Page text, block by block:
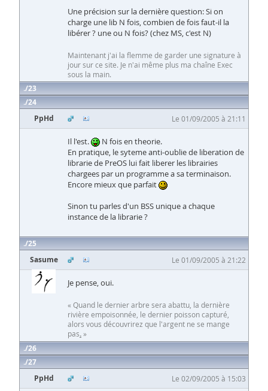
Une précision sur la dernière question: Si on
charge une lib N fois, combien de fois faut-il la
libérer ? une ou N fois? (chez MS, c'est N)
Maintenant j'ai la flemme de garder une signature à
jour sur ce site. Je n'ai même plus ma chaîne Exec
sous la main.
23
24
PpHd
Le 01/09/2005 à 21:11
Il l'est.
N fois en theorie.
En pratique, le syteme anti-oublie de liberation de
librarie de PreOS lui fait liberer les librairies
chargees par un programme a sa terminaison.
Encore mieux que parfait
Sinon tu parles d'un BSS unique a chaque
instance de la librarie ?
25
Sasume
Le 01/09/2005 à 21:22
Je pense, oui.
« Quand le dernier arbre sera abattu, la dernière
rivière empoisonnée, le dernier poisson capturé,
alors vous découvrirez que l'argent ne se mange
pas.»
26
27
PpHd
Le 02/09/2005 à 15:03